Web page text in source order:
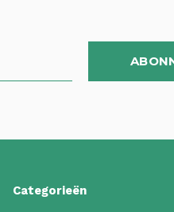
Categorieën